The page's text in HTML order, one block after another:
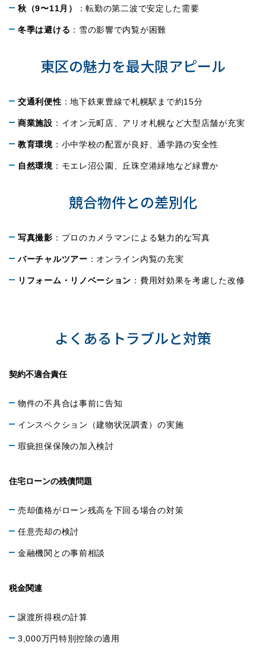
秋（9〜11月） ：転勤の第二波で安定した需要
冬季は避ける ：雪の影響で内覧が困難
東区の魅力を最大限アピール
交通利便性 ：地下鉄東豊線で札幌駅まで約15分
商業施設 ：イオン元町店、アリオ札幌など大型店舗が充実
教育環境：小中学校の配置が良好、通学路の安全性
自然環境：モエレ沼公園、丘珠空港緑地など緑豊か
競合物件との差別化
写真撮影 ：プロのカメラマンによる魅力的な写真
バーチャルツアー ：オンライン内覧の充実
リフォーム・リノベーション ：費用対効果を考慮した改修
よくあるトラブルと対策
契約不適合責任
物件の不具合は事前に告知
インスペクション（建物状況調査）の実施
瑕疵担保保険の加入検討
住宅ローンの残債問題
売却価格がローン残高を下回る場合の対策
任意売却の検討
金融機関との事前相談
税金関連
譲渡所得税の計算
3,000万円特別控除の適用